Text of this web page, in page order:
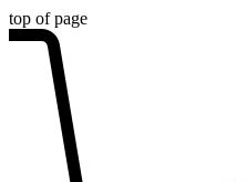
top of page